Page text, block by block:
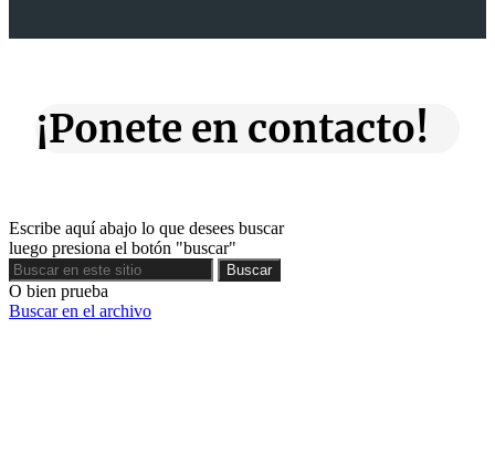
¡Ponete en contacto!
Escribe aquí abajo lo que desees buscar
luego presiona el botón "buscar"
Buscar
Buscar
O bien prueba
Buscar en el archivo